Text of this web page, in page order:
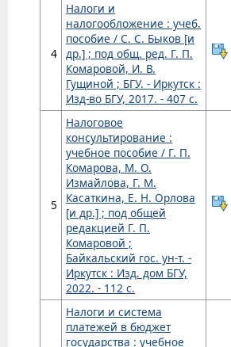
4
Налоги и
налогообложение : учеб.
пособие / С. С. Быков [и
др.] ; под общ. ред. Г. П.
Комаровой, И. В.
Гущиной ; БГУ. - Иркутск :
Изд-во БГУ, 2017. - 407 с.
5
Налоговое
консультирование :
учебное пособие / Г. П.
Комарова, М. О.
Измайлова, Г. М.
Касаткина, Е. Н. Орлова
[и др.] ; под общей
редакцией Г. П.
Комаровой ;
Байкальский гос. ун-т. -
Иркутск : Изд. дом БГУ,
2022. - 112 с.
Налоги и система
платежей в бюджет
государства : учебное